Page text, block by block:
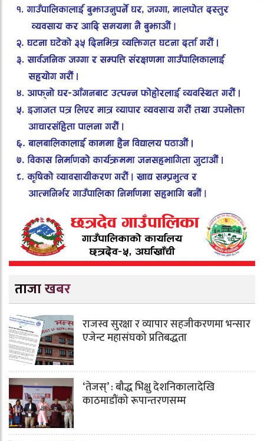
ताजा खबर
राजस्व सुरक्षा र व्यापार सहजीकरणमा भन्सार
एजेन्ट महासंघको प्रतिबद्धता
‘तेजस्’ : बौद्ध भिक्षु देशनिकालादेखि
काठमाडौंको रूपान्तरणसम्म